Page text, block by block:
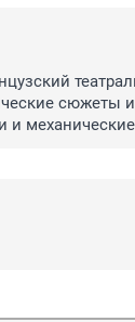
сюжеты